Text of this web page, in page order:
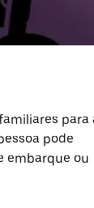
para
pode
embarque ou